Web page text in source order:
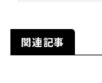
関連記事